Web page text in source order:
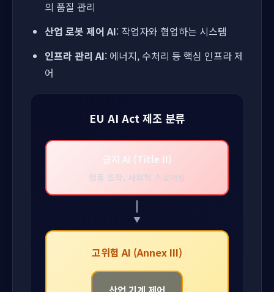
의 품질 관리
산업 로봇 제어 AI: 작업자와 협업하는 시스템
인프라 관리 AI: 에너지, 수처리 등 핵심 인프라 제
어
EU AI Act 제조 분류
금지 AI (Title II)
행동 조작, 사회적 스코어링
고위험 AI (Annex III)